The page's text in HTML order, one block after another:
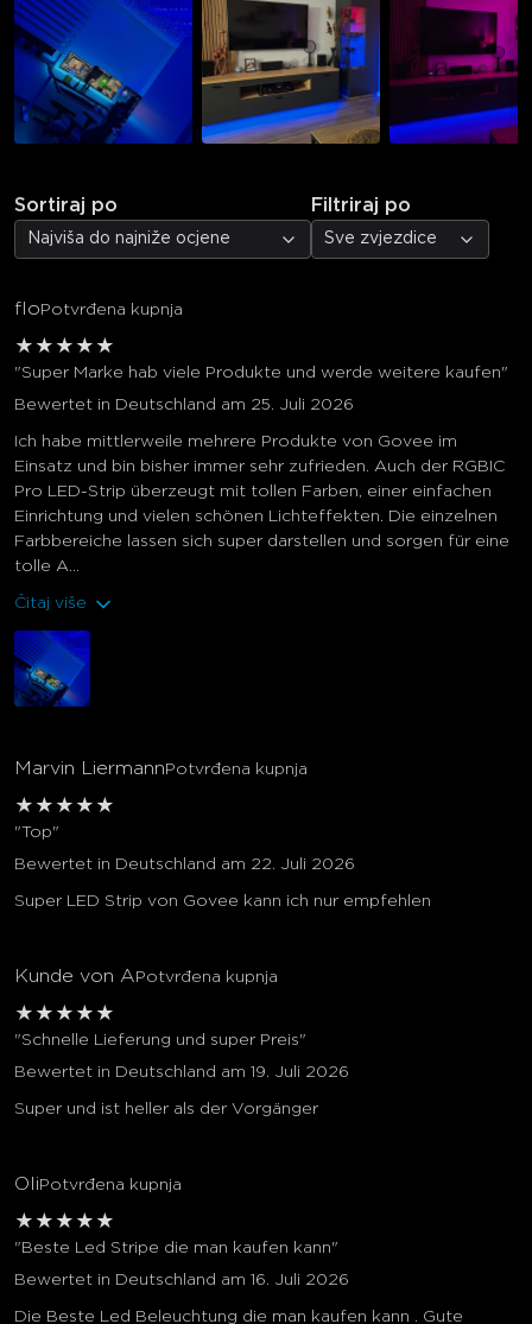
Sortiraj po
Najviša do najniže ocjene
Filtriraj po
Sve zvjezdice
flo Potvrđena kupnja
★ ★ ★ ★ ★
"Super Marke hab viele Produkte und werde weitere kaufen"
Bewertet in Deutschland am 25. Juli 2026
Ich habe mittlerweile mehrere Produkte von Govee im
Einsatz und bin bisher immer sehr zufrieden. Auch der RGBIC
Pro LED-Strip überzeugt mit tollen Farben, einer einfachen
Einrichtung und vielen schönen Lichteffekten. Die einzelnen
Farbbereiche lassen sich super darstellen und sorgen für eine
tolle A...
Čitaj više
Marvin Liermann Potvrđena kupnja
★ ★ ★ ★ ★
"Top"
Bewertet in Deutschland am 22. Juli 2026
Super LED Strip von Govee kann ich nur empfehlen
Kunde von A Potvrđena kupnja
★ ★ ★ ★ ★
"Schnelle Lieferung und super Preis"
Bewertet in Deutschland am 19. Juli 2026
Super und ist heller als der Vorgänger
Oli Potvrđena kupnja
★ ★ ★ ★ ★
"Beste Led Stripe die man kaufen kann"
Bewertet in Deutschland am 16. Juli 2026
Die Beste Led Beleuchtung die man kaufen kann . Gute